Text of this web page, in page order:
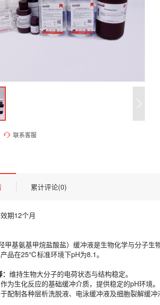
联系客服
期12个月
维持生物大分子的电荷状态与结构稳定。
作为生化反应的基础缓冲介质，提供稳定的pH环境。
配制各种层析洗脱液、电泳缓冲液及细胞裂解缓冲
累计评论(0)
期12个月
甲基氨基甲烷盐酸盐）缓冲液是生物化学与分子生
品在25℃标准环境下pH为8.1。
维持生物大分子的电荷状态与结构稳定。
作为生化反应的基础缓冲介质，提供稳定的pH环境。
配制各种层析洗脱液、电泳缓冲液及细胞裂解缓冲